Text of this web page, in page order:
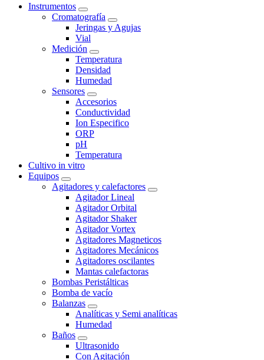
Instrumentos
Cromatografía
Jeringas y Agujas
Vial
Medición
Temperatura
Densidad
Humedad
Sensores
Accesorios
Conductividad
Ion Especifico
ORP
pH
Temperatura
Cultivo in vitro
Equipos
Agitadores y calefactores
Agitador Lineal
Agitador Orbital
Agitador Shaker
Agitador Vortex
Agitadores Magneticos
Agitadores Mecánicos
Agitadores oscilantes
Mantas calefactoras
Bombas Peristálticas
Bomba de vacío
Balanzas
Analíticas y Semi analíticas
Humedad
Baños
Ultrasonido
Con Agitación